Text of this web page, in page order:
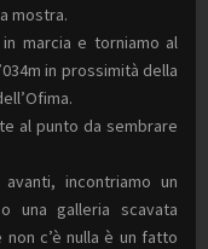
mostra.
marcia e torniamo al
in prossimità della
al punto da sembrare
incontriamo un
una galleria scavata
c’è nulla è un fatto